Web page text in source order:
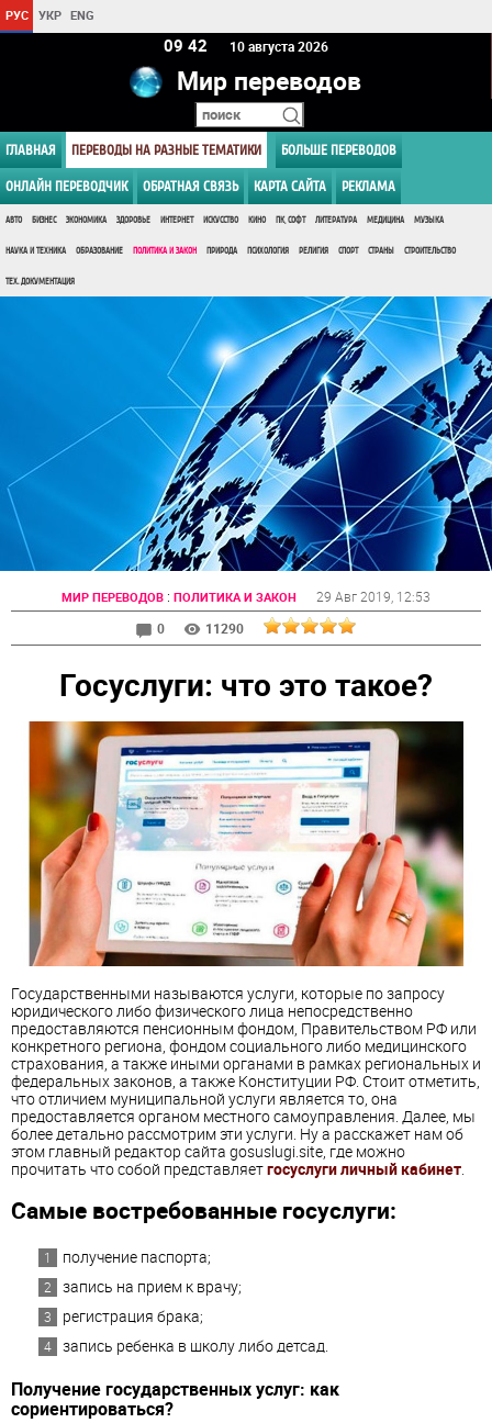
РУС УКР ENG
09:42 10 августа 2026
Мир переводов
ГЛАВНАЯ ПЕРЕВОДЫ НА РАЗНЫЕ ТЕМАТИКИ БОЛЬШЕ ПЕРЕВОДОВ
ОНЛАЙН ПЕРЕВОДЧИК ОБРАТНАЯ СВЯЗЬ КАРТА САЙТА РЕКЛАМА
АВТО БИЗНЕС ЭКОНОМИКА ЗДОРОВЬЕ ИНТЕРНЕТ ИСКУССТВО КИНО ПК, СОФТ ЛИТЕРАТУРА МЕДИЦИНА МУЗЫКА
НАУКА И ТЕХНИКА ОБРАЗОВАНИЕ ПОЛИТИКА И ЗАКОН ПРИРОДА ПСИХОЛОГИЯ РЕЛИГИЯ СПОРТ СТРАНЫ СТРОИТЕЛЬСТВО
ТЕХ. ДОКУМЕНТАЦИЯ
МИР ПЕРЕВОДОВ : ПОЛИТИКА И ЗАКОН 29 Авг 2019 , 12:53
0
11290
Госуслуги: что это такое?
Государственными называются услуги, которые по запросу
юридического либо физического лица непосредственно
предоставляются пенсионным фондом, Правительством РФ или
конкретного региона, фондом социального либо медицинского
страхования, а также иными органами в рамках региональных и
федеральных законов, а также Конституции РФ. Стоит отметить,
что отличием муниципальной услуги является то, она
предоставляется органом местного самоуправления. Далее, мы
более детально рассмотрим эти услуги. Ну а расскажет нам об
этом главный редактор сайта gosuslugi.site, где можно
прочитать что собой представляетгосуслуги личный кабинет.
Самые востребованные госуслуги:
получение паспорта;
запись на прием к врачу;
регистрация брака;
запись ребенка в школу либо детсад.
Получение государственных услуг: как
сориентироваться?